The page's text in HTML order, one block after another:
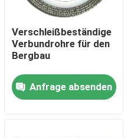
Verschleißbeständige
Verbundrohre für den
Bergbau
Anfrage absenden